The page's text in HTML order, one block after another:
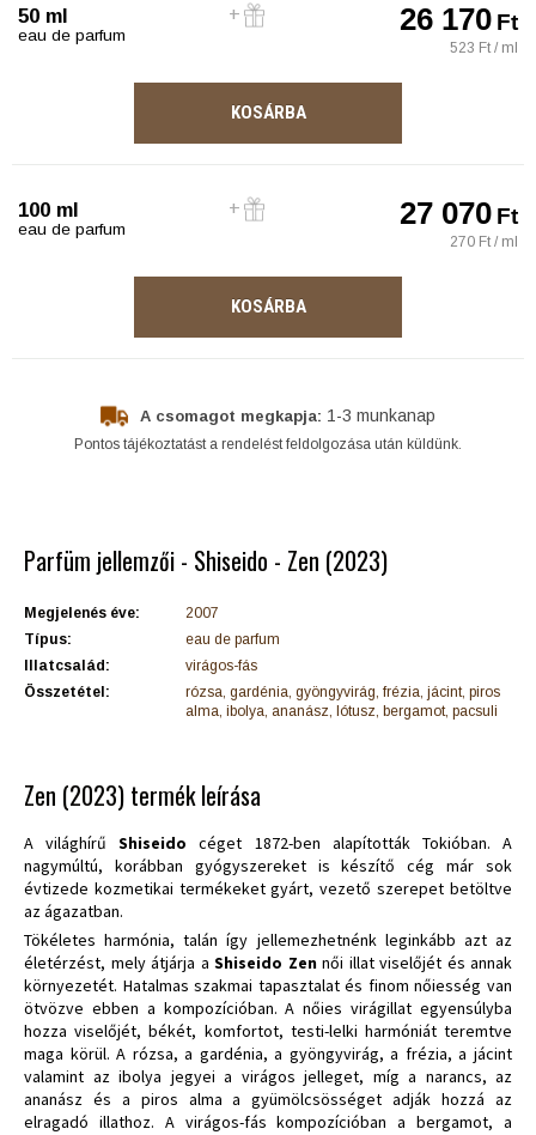
50 ml
eau de parfum 26 170Ft
523 Ft / ml
KOSÁRBA
100 ml
eau de parfum 27 070Ft
270 Ft / ml
KOSÁRBA
A csomagot megkapja: 1-3 munkanap
Pontos tájékoztatást a rendelést feldolgozása után küldünk.
Parfüm jellemzői - Shiseido - Zen (2023)
Megjelenés éve:
2007
Típus:
eau de parfum
Illatcsalád:
virágos-fás
Összetétel:
rózsa, gardénia, gyöngyvirág, frézia, jácint, piros
alma, ibolya, ananász, lótusz, bergamot, pacsuli
Zen (2023) termék leírása
A világhírűShiseido céget 1872-ben alapították Tokióban. A
nagymúltú, korábban gyógyszereket is készítő cég már sok
évtizede kozmetikai termékeket gyárt, vezető szerepet betöltve
az ágazatban.
Tökéletes harmónia, talán így jellemezhetnénk leginkább azt az
életérzést, mely átjárja a Shiseido Zennői illat viselőjét és annak
környezetét. Hatalmas szakmai tapasztalat és finom nőiesség van
ötvözve ebben a kompozícióban. A nőies virágillat egyensúlyba
hozza viselőjét, békét, komfortot, testi-lelki harmóniát teremtve
maga körül. A rózsa, a gardénia, a gyöngyvirág, a frézia, a jácint
valamint az ibolya jegyei a virágos jelleget, míg a narancs, az
ananász és a piros alma a gyümölcsösséget adják hozzá az
elragadó illathoz. A virágos-fás kompozícióban a bergamot, a